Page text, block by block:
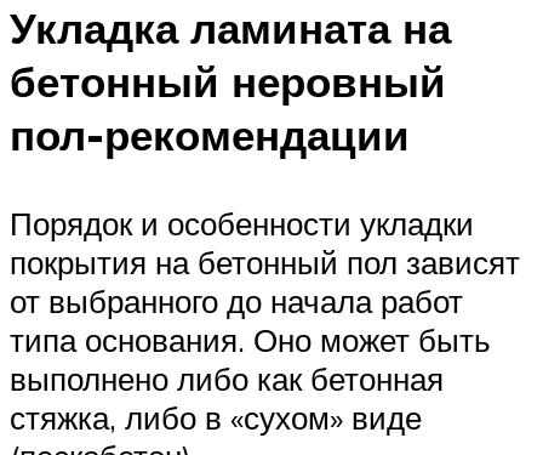
Укладка ламината на
бетонный неровный
пол-рекомендации
Порядок и особенности укладки
покрытия на бетонный пол зависят
от выбранного до начала работ
типа основания. Оно может быть
выполнено либо как бетонная
стяжка, либо в «сухом» виде